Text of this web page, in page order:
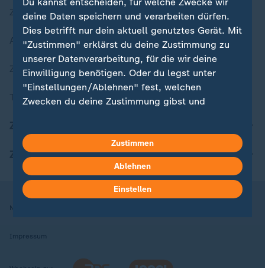
Zuletzt veröffentlicht
Aktuelle Sendungs-Videos
ZDFheute Stories
Themen im Überblick
ZDFheute Apps
Nutzungsbedingungen
Impressum
deine Daten speichern und verarbeiten dürfen.
Dies betrifft nur dein aktuell genutztes Gerät. Mit
"Zustimmen" erklärst du deine Zustimmung zu
unserer Datenverarbeitung, für die wir deine
Einwilligung benötigen. Oder du legst unter
"Einstellungen/Ablehnen" fest, welchen
Zwecken du deine Zustimmung gibst und
in deinen Einstellungen widerrufen oder ändern.
Hier findest du das Impressum.
Weitere Informationen findest du in unserer
Datenschutzerklärung.
Zustimmen
Ablehnen
Einstellen